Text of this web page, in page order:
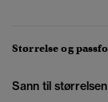
Størrelse og
Sann til størrelsen